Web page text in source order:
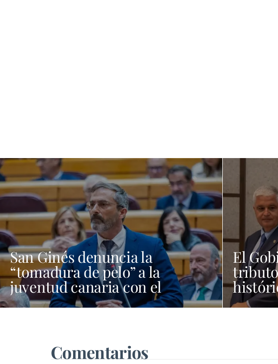
San Ginés denuncia la
“tomadura de pelo” a la
juventud canaria con el
programa Verano Joven
El
tributo
Comentarios